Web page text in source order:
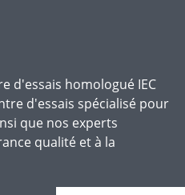
d'essais homologué IEC
d'essais spécialisé pour
que nos experts
qualité et à la